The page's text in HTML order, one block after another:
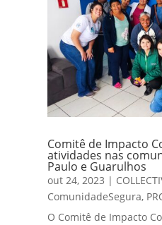
Comitê de Impacto
atividades nas
Paulo e Guarulhos
out 24, 2023 |
ComunidadeSegura,
O Comitê de Impacto